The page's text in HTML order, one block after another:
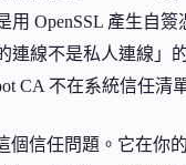
用 OpenSSL 產生自簽
連線不是私人連線」
CA 不在系統信任清
個信任問題。它在你